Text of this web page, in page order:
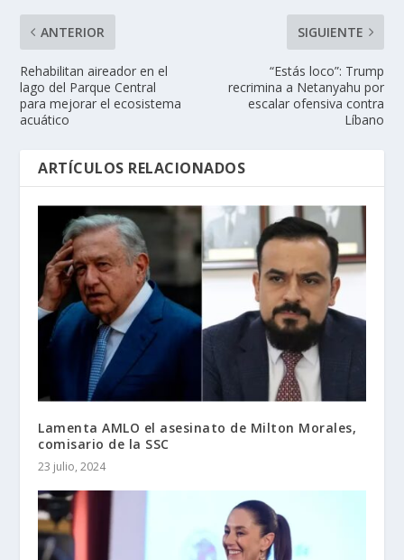
ANTERIOR
Rehabilitan aireador en el
lago del Parque Central
para mejorar el ecosistema
acuático
SIGUIENTE
“Estás loco”: Trump
recrimina a Netanyahu por
escalar ofensiva contra
Líbano
ARTÍCULOS RELACIONADOS
Lamenta AMLO el asesinato de Milton Morales,
comisario de la SSC
23 julio, 2024